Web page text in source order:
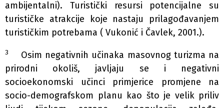
ambijentalni). Turistički resursi potencijalne su
turističke atrakcije koje nastaju prilagođavanjem
turističkim potrebama ( Vukonić i Čavlek, 2001.).
3
Osim negativnih učinaka masovnog turizma na
prirodni okoliš, javljaju se i negativni
socioekonomski učinci primjerice promjene na
socio-demografskom planu kao što je velik priliv